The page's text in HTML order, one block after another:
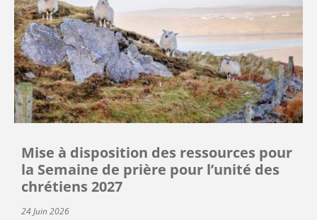
Mise à disposition des ressources pour
la Semaine de prière pour l’unité des
chrétiens 2027
24 Juin 2026